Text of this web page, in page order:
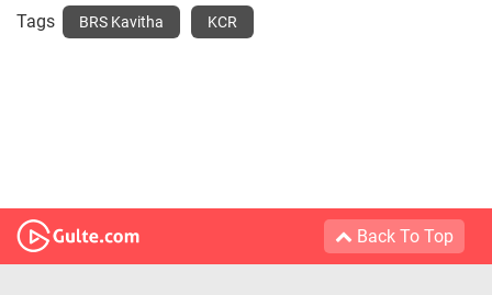
Tags BRS Kavitha KCR
Back To Top